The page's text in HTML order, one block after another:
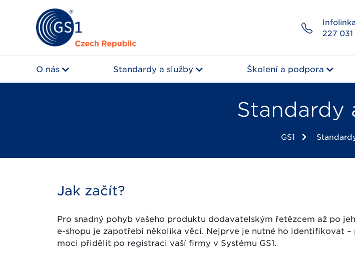
Infolinka
227 031
O nás Standardy a služby Školení a podpora
Standardy
GS1
Jak začít?
Pro snadný pohyb vašeho produktu dodavatelským řetězcem až po
e-shopu je zapotřebí několika věcí. Nejprve je nutné ho identifikovat
moci přidělit po registraci vaší firmy v Systému GS1.